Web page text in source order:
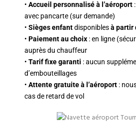
• Accueil personnalisé à l’aéroport
avec pancarte (sur demande)
• Sièges enfantdisponiblesà partir
• Paiement au choix : en ligne
auprès du chauffeur
• Tarif fixe garanti : aucun
d’embouteillages
• Attente gratuite à l’aéroport :
cas de retard de vol